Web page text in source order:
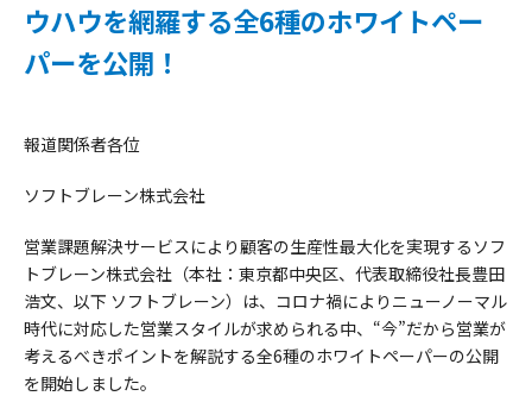
ウハウを網羅する全6種のホワイトペー
パーを公開！
報道関係者各位
ソフトブレーン株式会社
営業課題解決サービスにより顧客の生産性最大化を実現するソフ
トブレーン株式会社（本社：東京都中央区、代表取締役社長豊田
浩文、以下 ソフトブレーン）は、コロナ禍によりニューノーマル
時代に対応した営業スタイルが求められる中、“今”だから営業が
考えるべきポイントを解説する全6種のホワイトペーパーの公開
を開始しました。